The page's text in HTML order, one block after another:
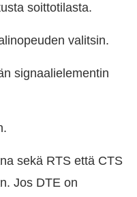
soittotilasta.
valitsin.
signaalielementin
sekä RTS että CTS
Jos DTE on